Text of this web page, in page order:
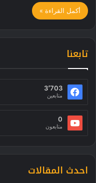
أكمل القراءة »
تابعنا
3٬703
متابعين
0
متابعون
احدث المقالات